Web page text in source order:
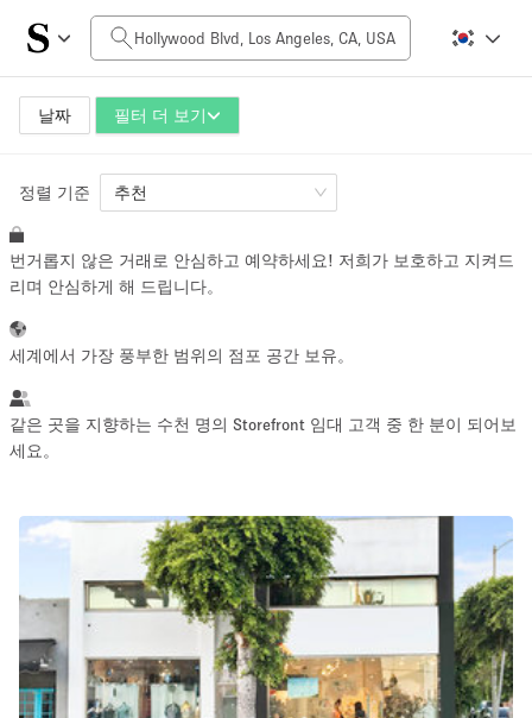
날짜 필터 더 보기
일일 비용
$0
공간 크기
100 sq ft 5000+ sq ft
~ 13 명
Photo
Shooting
Conference Meeting Office Shop Share
공간 유형
정렬 기준 추천
번거롭지 않은 거래로 안심하고 예약하세요! 저희가 보호하고 지켜드
리며 안심하게 해 드립니다。
세계에서 가장 풍부한 범위의 점포 공간 보유。
같은 곳을 지향하는 수천 명의 Storefront 임대 고객 중 한 분이 되어보
세요。